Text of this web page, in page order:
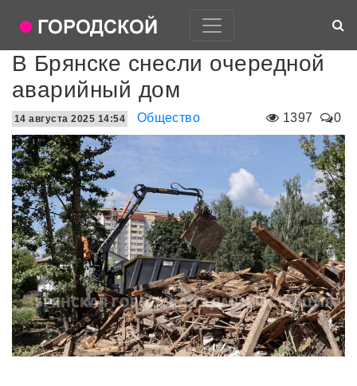
В Брянске снесли очередной
аварийный дом
1397 0
14 августа 2025 14:54 Общество